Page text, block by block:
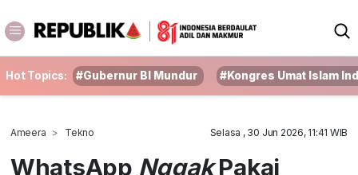
Hot Topics: #Gubernur BI Mundur #Kongres Umat Islam
Ameera Tekno Selasa , 30 Jun 2026, 11:41 WIB
WhatsApp NggakPakai